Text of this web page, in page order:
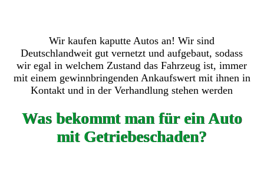
Wir kaufen kaputte Autos an! Wir sind
Deutschlandweit gut vernetzt und aufgebaut, sodass
wir egal in welchem Zustand das Fahrzeug ist, immer
mit einem gewinnbringenden Ankaufswert mit ihnen in
Kontakt und in der Verhandlung stehen werden
Was bekommt man für ein Auto
mit Getriebeschaden?